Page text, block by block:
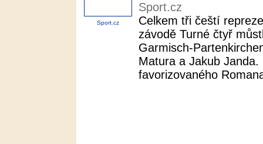
Sport.cz
Sport.cz
Celkem tři čeští
závodě Turné čtyř
Garmisch-
Matura a Jakub
favorizovaného